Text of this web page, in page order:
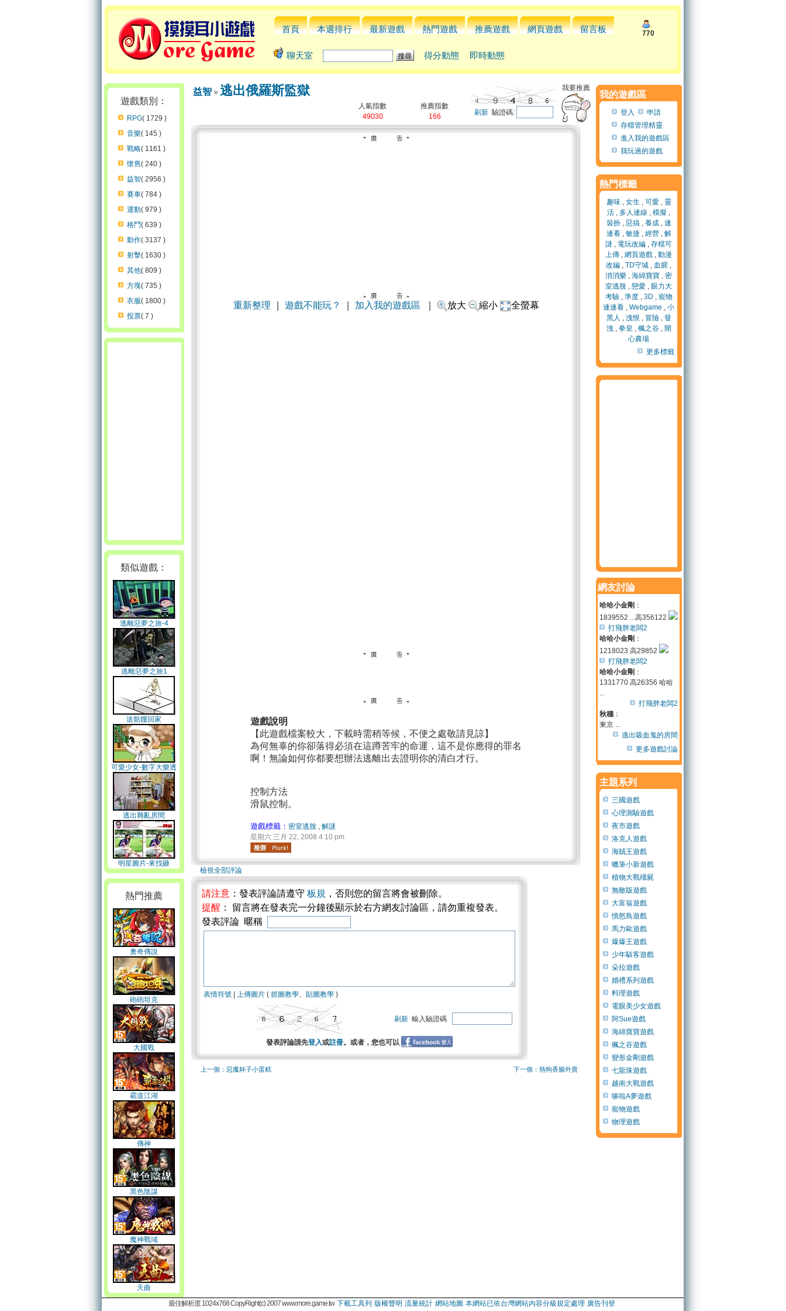
首頁 本週排行 最新遊戲 熱門遊戲 推薦遊戲 網頁遊戲 留言板 770
聊天室 得分動態 即時動態
遊戲類別：
RPG( 1729 )
音樂( 145 )
戰略( 1161 )
懷舊( 240 )
益智( 2956 )
賽車( 784 )
運動( 979 )
格鬥( 639 )
動作( 3137 )
射擊( 1630 )
其他( 809 )
方塊( 735 )
衣服( 1800 )
投票( 7 )
類似遊戲：
逃離惡夢之旅-4
逃離惡夢之旅1
送骷髏回家
可愛少女-數字大樂透
逃出雜亂房間
明星圖片-來找砸
熱門推薦
奧奇傳說
砲砲坦克
大國戰
霸道江湖
傳神
黑色陰謀
魔神戰域
天曲
益智 逃出俄羅斯監獄
人氣指數
49030
推薦指數
166
刷新驗證碼:
我要推薦
重新整理 遊戲不能玩？ 加入我的遊戲區 放大 縮小 全螢幕
遊戲說明
【此遊戲檔案較大，下載時需稍等候，不便之處敬請見諒】
為何無辜的你卻落得必須在這蹲苦牢的命運，這不是你應得的罪名
啊！無論如何你都要想辦法逃離出去證明你的清白才行。
控制方法
滑鼠控制。
遊戲標籤： 密室逃脫 , 解謎
星期六 三月 22, 2008 4:10 pm
檢視全部評論
請注意 ：發表評論請遵守 板規 ，否則您的留言將會被刪除。
提醒 ： 留言將在發表完一分鐘後顯示於右方網友討論區，請勿重複發表。
發表評論 暱稱
表情符號 上傳圖片 ( 抓圖教學、 貼圖教學 )
刷新 輸入驗證碼
發表評論請先登入或註冊。或者，您也可以
上一個：惡魔杯子小蛋糕 下一個：熱狗香腸外賣
我的遊戲區
登入
申請
存檔管理精靈
進入我的遊戲區
我玩過的遊戲
熱門標籤
趣味, 女生 , 可愛, 靈
活 , 多人連線 , 模擬 ,
裝扮, 惡搞, 養成, 連
連看, 敏捷, 經營, 解
謎 , 電玩改編 , 存檔可
上傳 , 網頁遊戲 , 動漫
改編 , TD守城 , 血腥 ,
消消樂 , 海綿寶寶 , 密
室逃脫 , 戀愛 , 眼力大
考驗, 準度, 3D , 寵物
連連看 , Webgame , 小
黑人 , 洩恨 , 冒險, 發
洩, 拳皇 , 楓之谷, 開
心農場
更多標籤
網友討論
哈哈小金剛 ：
1839552 ...高356122
打飛胖老闆2
哈哈小金剛 ：
1218023 高29852
打飛胖老闆2
哈哈小金剛 ：
1331770 高26356 哈哈
...
打飛胖老闆2
秋穗：
東京 ...
逃出吸血鬼的房間
更多遊戲討論
主題系列
三國遊戲
心理測驗遊戲
夜市遊戲
洛克人遊戲
海賊王遊戲
蠟筆小新遊戲
植物大戰殭屍
無敵版遊戲
大富翁遊戲
憤怒鳥遊戲
馬力歐遊戲
爆爆王遊戲
少年駭客遊戲
朵拉遊戲
婚禮系列遊戲
料理遊戲
電眼美少女遊戲
阿Sue遊戲
海綿寶寶遊戲
楓之谷遊戲
變形金剛遊戲
七龍珠遊戲
越南大戰遊戲
哆啦A夢遊戲
寵物遊戲
物理遊戲
最佳解析度 1024x768 CopyRight(c) 2007 www.more.game.tw 下載工具列 版權聲明 流量統計 網站地圖 本網站已依台灣網站內容分級規定處理 廣告刊登